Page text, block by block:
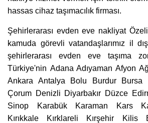
hassas cihaz taşımacılık firması.
Şehirlerarası evden eve nakliyat
kamuda görevli vatandaşlarımız il
şehirlerarası evden eve taşıma
Türkiye'nin Adana Adıyaman Afyon
Ankara Antalya Bolu Burdur Bursa
Çorum Denizli Diyarbakır Düzce
Sinop Karabük Karaman Kars
Kırıkkale Kırklareli Kırşehir Kilis